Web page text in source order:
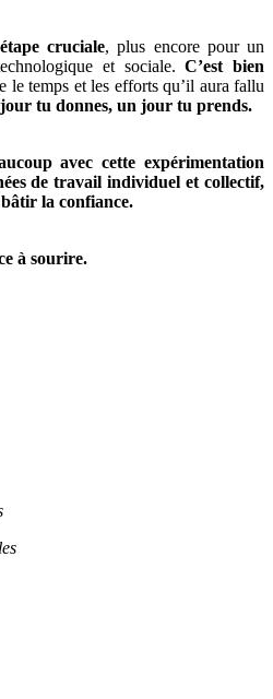
cruciale, plus encore pour un
et sociale.C’est bien
le temps et les efforts qu’il aura fallu
tu donnes, un jour tu prends.
avec cette expérimentation
de travail individuel et collectif,
bâtir la confiance.
à sourire.